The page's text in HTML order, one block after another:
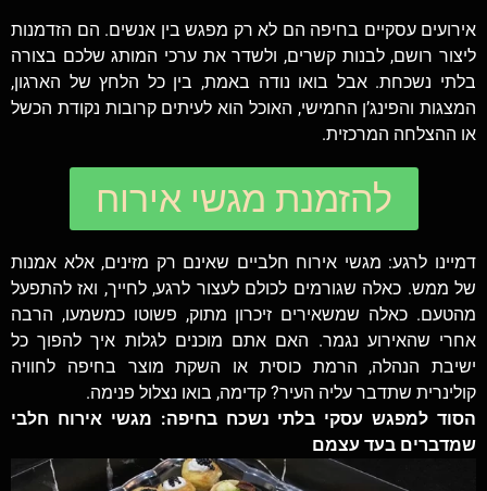
אירועים עסקיים בחיפה הם לא רק מפגש בין אנשים. הם הזדמנות
ליצור רושם, לבנות קשרים, ולשדר את ערכי המותג שלכם בצורה
בלתי נשכחת. אבל בואו נודה באמת, בין כל הלחץ של הארגון,
המצגות והפינג’ן החמישי, האוכל הוא לעיתים קרובות נקודת הכשל
או ההצלחה המרכזית.
להזמנת מגשי אירוח
דמיינו לרגע: מגשי אירוח חלביים שאינם רק מזינים, אלא אמנות
של ממש. כאלה שגורמים לכולם לעצור לרגע, לחייך, ואז להתפעל
מהטעם. כאלה שמשאירים זיכרון מתוק, פשוטו כמשמעו, הרבה
אחרי שהאירוע נגמר. האם אתם מוכנים לגלות איך להפוך כל
ישיבת הנהלה, הרמת כוסית או השקת מוצר בחיפה לחוויה
קולינרית שתדבר עליה העיר? קדימה, בואו נצלול פנימה.
הסוד למפגש עסקי בלתי נשכח בחיפה: מגשי אירוח חלבי
שמדברים בעד עצמם